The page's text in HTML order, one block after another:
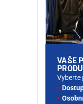
VAŠE
Vyberte